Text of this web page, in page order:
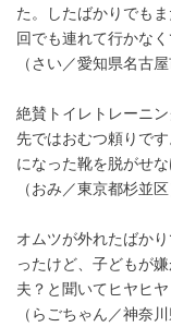
た。したばかりでも
回でも連れて行かなく
（さい／愛知県名古屋
絶賛トイレトレーニ
先ではおむつ頼りで
になった靴を脱がせ
（おみ／東京都杉並区
オムツが外れたばか
ったけど、子どもが
夫？と聞いてヒヤヒヤ
（らごちゃん／神奈川